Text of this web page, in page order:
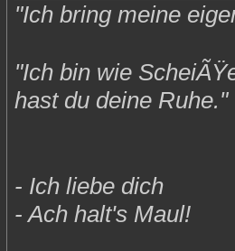
"Ich bring meine
"Ich bin wie
hast du deine
- Ich liebe dich
- Ach halt's Maul!